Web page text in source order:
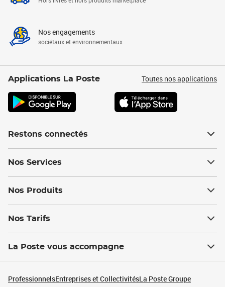
Nos engagements
sociétaux et environnementaux
Applications La Poste Toutes nos applications
Restons connectés
Nos Services
Nos Produits
Nos Tarifs
La Poste vous accompagne
ProfessionnelsEntreprises et CollectivitésLa Poste Groupe